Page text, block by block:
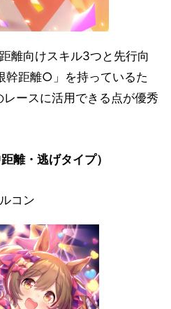
離向けスキル3つと先行向
幹距離○」を持っているた
ースに活用できる点が優秀
離・逃げタイプ）
コン